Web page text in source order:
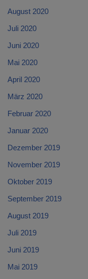
August 2020
Juli 2020
Juni 2020
Mai 2020
April 2020
März 2020
Februar 2020
Januar 2020
Dezember 2019
November 2019
Oktober 2019
September 2019
August 2019
Juli 2019
Juni 2019
Mai 2019